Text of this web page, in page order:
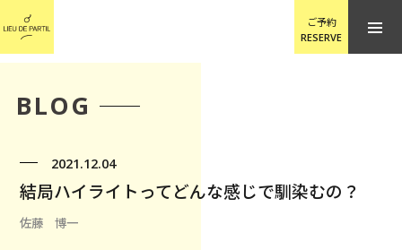
ご予約
RESERVE
BLOG
2021.12.04
結局ハイライトってどんな感じで馴染むの？
佐藤 博一